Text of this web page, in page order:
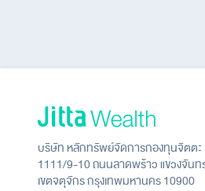
บริษัท หลักทรัพย์จัดการกองทุนจิตตะ
1111/9-10 ถนนลาดพร้าว แขวงจันท
เขตจตุจักร กรุงเทพมหานคร 10900